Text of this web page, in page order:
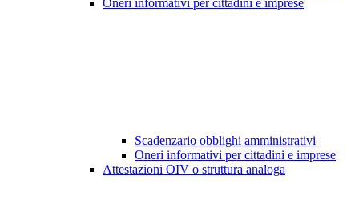
Oneri informativi per cittadini e imprese
Scadenzario obblighi amministrativi
Oneri informativi per cittadini e imprese
Attestazioni OIV o struttura analoga